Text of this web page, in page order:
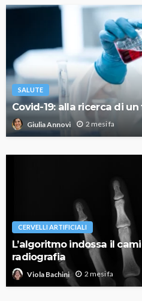
SALUTE
Covid-19: alla ricerca di
Giulia Annovi 2 mesi fa
CERVELLI ARTIFICIALI
L’algoritmo indossa il
radiografia
Viola Bachini 2 mesi fa